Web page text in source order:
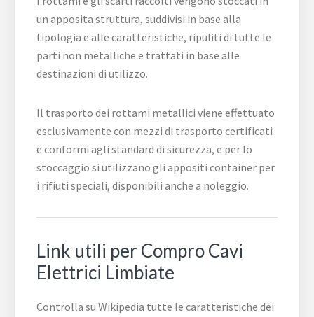
un apposita struttura, suddivisi in base alla
tipologia e alle caratteristiche, ripuliti di tutte le
parti non metalliche e trattati in base alle
destinazioni di utilizzo.
Il trasporto dei rottami metallici viene effettuato
esclusivamente con mezzi di trasporto certificati
e conformi agli standard di sicurezza, e per lo
stoccaggio si utilizzano gli appositi container per
i rifiuti speciali, disponibili anche a noleggio.
Link utili per Compro Cavi
Elettrici Limbiate
Controlla su Wikipedia tutte le caratteristiche dei